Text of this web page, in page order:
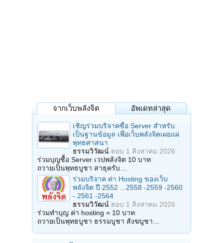
จากเว็บพลังจิต อัพเดทล่าสุด
เชิญร่วมบริจาคซื้อ Server สำหรับ
เป็นฐานข้อมูล เพื่อเว็บพลังจิตเผยแผ่
พุทธศาสนา
ธรรมวิวัฒน์ ตอบ 1 สิงหาคม 2026
ร่วมบุญซื้อ Server เวปพลังจิต 10 บาท
ถวายเป็นพุทธบูชา สาธุครับ…
ร่วมบริจาค ค่า Hosting ของเว็บ
พลังจิต ปี 2552 ...2558 -2559 -2560
- 2561 -2564
ธรรมวิวัฒน์ ตอบ 1 สิงหาคม 2026
ร่วมทำบุญ ค่า hosting = 10 บาท
ถวายเป็นพุทธบูชา ธรรมบูชา สังฆบูชา…